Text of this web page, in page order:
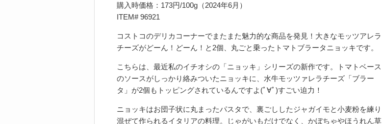
購入時価格：173円/100g（2024年6月）
ITEM# 96921
コストコのデリカコーナーでまたまた魅力的な商品を発見！大きなモッツアレラ
チーズがどーん！どーん！と2個、丸ごと乗ったトマトブラータニョッキです。
こちらは、最近私のイチオシの「ニョッキ」シリーズの新作です。トマトベース
のソースがしっかり絡みついたニョッキに、水牛モッツァレラチーズ「ブラー
タ」が2個もトッピングされているんですよ(ﾟ∀ﾟ)すごい迫力！
ニョッキはお団子状に丸まったパスタで、裏ごししたジャガイモと小麦粉を練り
混ぜて作られるイタリアの料理。じゃがいもだけでなく、かぼちゃやほうれん草